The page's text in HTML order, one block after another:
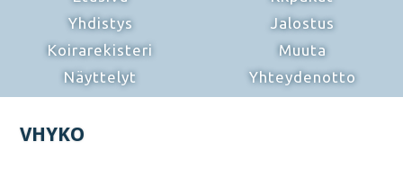
Yhdistys
Koirarekisteri
Näyttelyt
Jalostus
Muuta
Yhteydenotto
VHYKO